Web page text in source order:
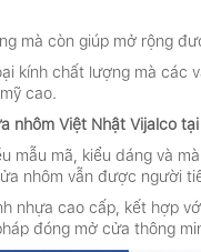
mà còn giúp mở rộng
kính chất lượng mà
cao.
nhôm Việt Nhật Vijalco
mẫu mã, kiểu dáng và
nhôm vẫn được người
nhựa cao cấp, kết hợp
đóng mở cửa thông